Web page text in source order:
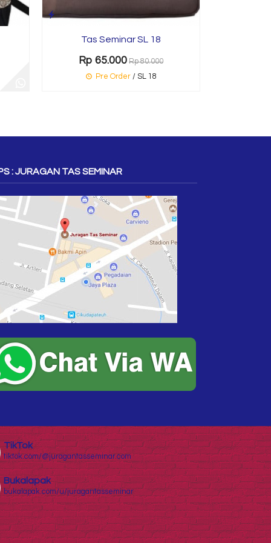
Tas Seminar SL 18
Rp 65.000 Rp 80.000
Pre Order/ SL 18
: JURAGAN TAS SEMINAR
TikTok
tiktok.com/@juragantasseminar.com
Bukalapak
bukalapak.com/u/juragantasseminar